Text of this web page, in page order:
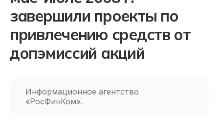
завершили проекты по
привлечению средств от
допэмиссий акций
Информационное агентство
«РосФинКом».